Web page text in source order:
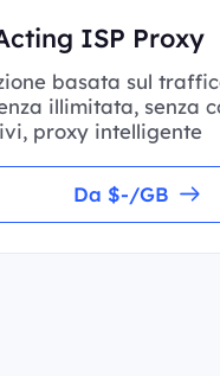
ISP Proxy
basata sul
illimitata, senza
proxy intelligente
Da $-/GB